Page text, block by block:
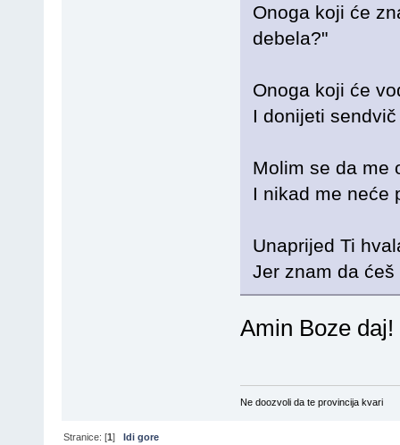
Onoga koji će
debela?"
Onoga koji će
I donijeti
Molim se da me
I nikad me neće
Unaprijed Ti
Jer znam da
Amin Boze daj!
Ne doozvoli da te provincija kvari
Stranice: [1]Idi gore